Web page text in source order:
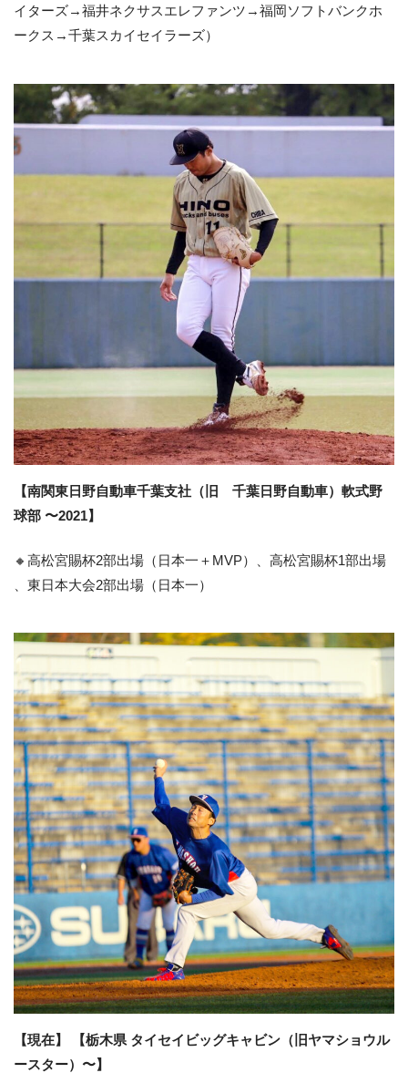
イターズ→福井ネクサスエレファンツ→福岡ソフトバンクホ
ークス→千葉スカイセイラーズ）
【南関東日野自動車千葉支社（旧 千葉日野自動車）軟式野
球部 〜2021】
🔸高松宮賜杯2部出場（日本一＋MVP）、高松宮賜杯1部出場
、東日本大会2部出場（日本一）
【現在】 【栃木県 タイセイビッグキャビン（旧ヤマショウル
ースター）〜】